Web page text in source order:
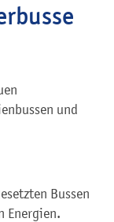
und
Bussen
Energien.